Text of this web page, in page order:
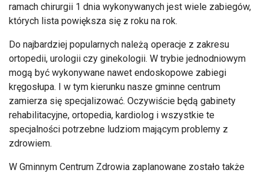
ramach chirurgii 1 dnia wykonywanych jest wiele zabiegów,
których lista powiększa się z roku na rok.
Do najbardziej popularnych należą operacje z zakresu
ortopedii, urologii czy ginekologii. W trybie jednodniowym
mogą być wykonywane nawet endoskopowe zabiegi
kręgosłupa. I w tym kierunku nasze gminne centrum
zamierza się specjalizować. Oczywiście będą gabinety
rehabilitacyjne, ortopedia, kardiolog i wszystkie te
specjalności potrzebne ludziom mającym problemy z
zdrowiem.
W Gminnym Centrum Zdrowia zaplanowane zostało także